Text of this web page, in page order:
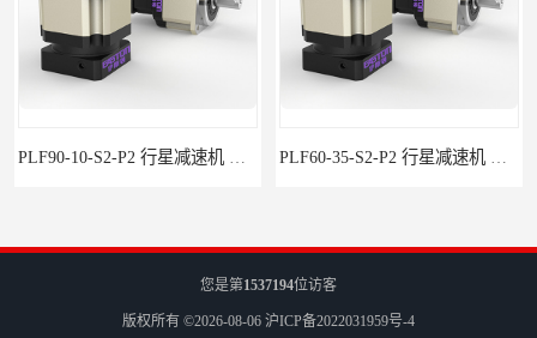
您是第1537194位访客
版权所有 ©2026-08-06 沪ICP备2022031959号-4